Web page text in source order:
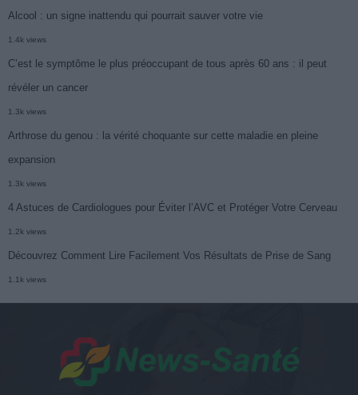
Alcool : un signe inattendu qui pourrait sauver votre vie
1.4k views
C’est le symptôme le plus préoccupant de tous après 60 ans : il peut
révéler un cancer
1.3k views
Arthrose du genou : la vérité choquante sur cette maladie en pleine
expansion
1.3k views
4 Astuces de Cardiologues pour Éviter l’AVC et Protéger Votre Cerveau
1.2k views
Découvrez Comment Lire Facilement Vos Résultats de Prise de Sang
1.1k views